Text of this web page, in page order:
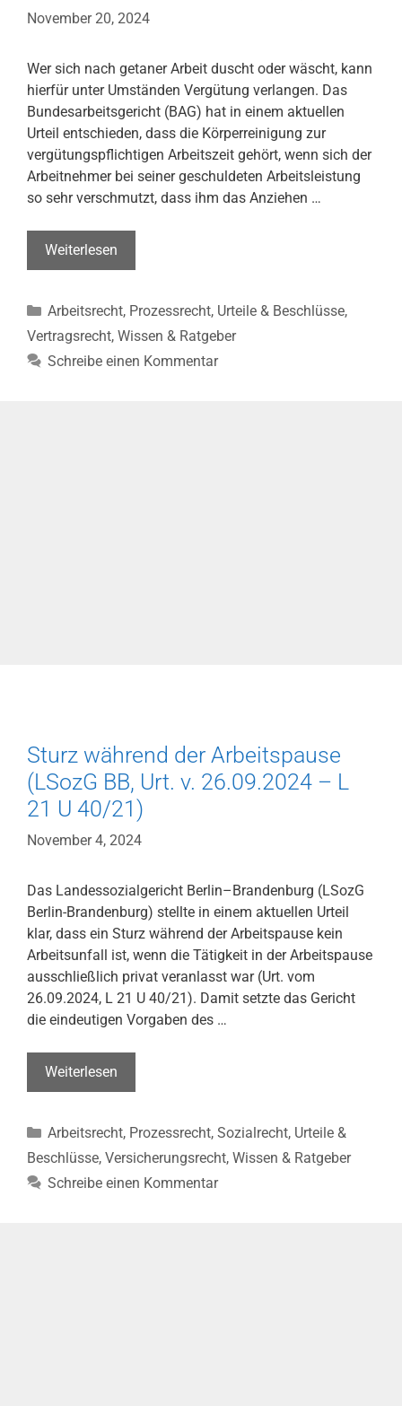
3706/21)
November 20, 2024
Wer sich nach getaner Arbeit duscht oder wäscht, kann
hierfür unter Umständen Vergütung verlangen. Das
Bundesarbeitsgericht (BAG) hat in einem aktuellen
Urteil entschieden, dass die Körperreinigung zur
vergütungspflichtigen Arbeitszeit gehört, wenn sich der
Arbeitnehmer bei seiner geschuldeten Arbeitsleistung
so sehr verschmutzt, dass ihm das Anziehen …
Weiterlesen
nach
Arbeit
kann
Arbeitszeit
Kategorien
Arbeitsrecht, Prozessrecht, Urteile & Beschlüsse,
Vertragsrecht, Wissen & Ratgeber
Schreibe einen Kommentar
Sturz während der Arbeitspause
(LSozG BB, Urt. v. 26.09.2024 – L
21 U 40/21)
November 4, 2024
Das Landessozialgericht Berlin–Brandenburg (LSozG
Berlin-Brandenburg) stellte in einem aktuellen Urteil
klar, dass ein Sturz während der Arbeitspause kein
Arbeitsunfall ist, wenn die Tätigkeit in der Arbeitspause
ausschließlich privat veranlasst war (Urt. vom
26.09.2024, L 21 U 40/21). Damit setzte das Gericht
die eindeutigen Vorgaben des …
Weiterlesen
während
Arbeitspause
(LSozG
BB,
Kategorien
Arbeitsrecht, Prozessrecht, Sozialrecht, Urteile &
Beschlüsse, Versicherungsrecht, Wissen & Ratgeber
Schreibe einen Kommentar